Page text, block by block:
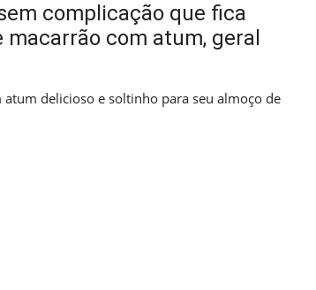
complicação que fica
com atum, geral
atum delicioso e soltinho para seu almoço de